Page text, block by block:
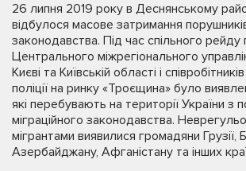
26 липня 2019 року в Деснянському
відбулося масове затримання
законодавства. Під час спільного рейду
Центрального міжрегіонального
Києві та Київській області і
поліції на ринку «Троєщина» було
які перебувають на території України з
міграційного законодавства.
мігрантами виявилися громадяни Грузії,
Азербайджану, Афганістану та інших